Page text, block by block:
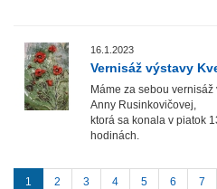
16.1.2023
Vernisáž výstavy
Máme za sebou
Anny Rusinkovičovej,
ktorá sa konala v piatok
hodinách.
1 2 3 4 5 6 7